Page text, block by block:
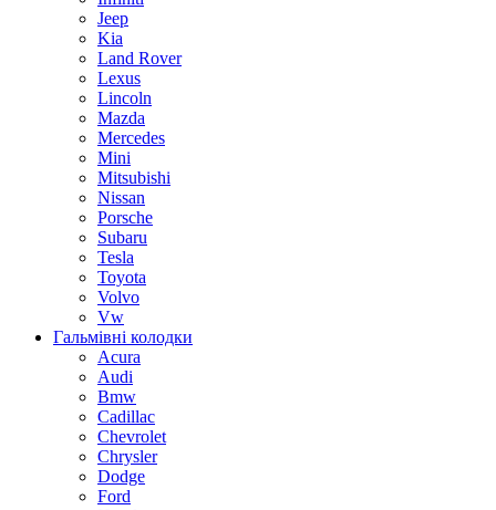
Jeep
Kia
Land Rover
Lexus
Lincoln
Mazda
Mercedes
Mini
Mitsubishi
Nissan
Porsche
Subaru
Tesla
Toyota
Volvo
Vw
Гальмівні колодки
Acura
Audi
Bmw
Cadillac
Chevrolet
Chrysler
Dodge
Ford